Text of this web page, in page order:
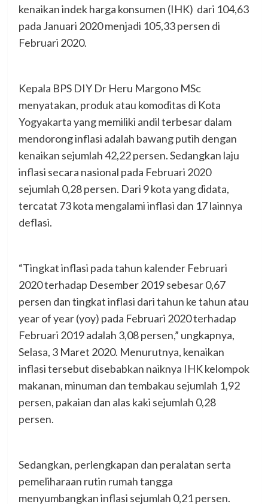
kenaikan indek harga konsumen (IHK) dari 104,63
pada Januari 2020 menjadi 105,33 persen di
Februari 2020.
Kepala BPS DIY Dr Heru Margono MSc
menyatakan, produk atau komoditas di Kota
Yogyakarta yang memiliki andil terbesar dalam
mendorong inflasi adalah bawang putih dengan
kenaikan sejumlah 42,22 persen. Sedangkan laju
inflasi secara nasional pada Februari 2020
sejumlah 0,28 persen. Dari 9 kota yang didata,
tercatat 73 kota mengalami inflasi dan 17 lainnya
deflasi.
“Tingkat inflasi pada tahun kalender Februari
2020 terhadap Desember 2019 sebesar 0,67
persen dan tingkat inflasi dari tahun ke tahun atau
year of year (yoy) pada Februari 2020 terhadap
Februari 2019 adalah 3,08 persen,” ungkapnya,
Selasa, 3 Maret 2020. Menurutnya, kenaikan
inflasi tersebut disebabkan naiknya IHK kelompok
makanan, minuman dan tembakau sejumlah 1,92
persen, pakaian dan alas kaki sejumlah 0,28
persen.
Sedangkan, perlengkapan dan peralatan serta
pemeliharaan rutin rumah tangga
menyumbangkan inflasi sejumlah 0,21 persen.